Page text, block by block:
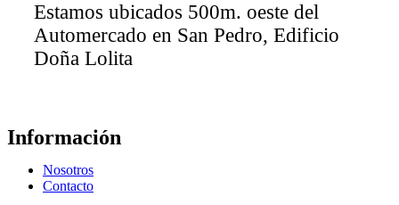
Estamos ubicados 500m. oeste del
Automercado en San Pedro, Edificio
Doña Lolita
Información
Nosotros
Contacto